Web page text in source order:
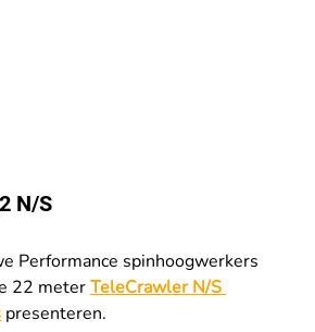
N/S
Performance spinhoogwerkers
22 meter TeleCrawler N/S
presenteren.